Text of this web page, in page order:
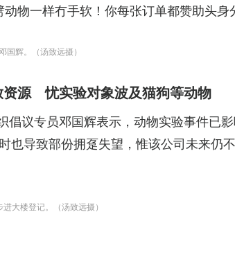
物一样冇手软！你每张订单都赞助头身
国辉。（汤致远摄）
资源 忧实验对象波及猫狗等动物
倡议专员邓国辉表示，动物实验事件已
也导致部份拥趸失望，惟该公司未来仍
大楼登记。（汤致远摄）